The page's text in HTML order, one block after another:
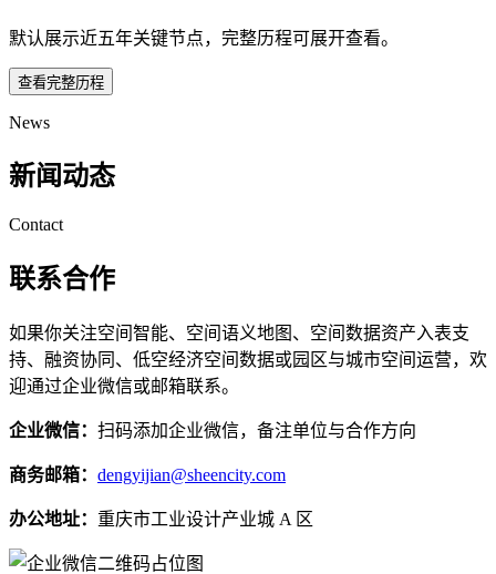
默认展示近五年关键节点，完整历程可展开查看。
查看完整历程
News
新闻动态
Contact
联系合作
如果你关注空间智能、空间语义地图、空间数据资产入表支
持、融资协同、低空经济空间数据或园区与城市空间运营，欢
迎通过企业微信或邮箱联系。
企业微信： 扫码添加企业微信，备注单位与合作方向
商务邮箱： dengyijian@sheencity.com
办公地址： 重庆市工业设计产业城 A 区